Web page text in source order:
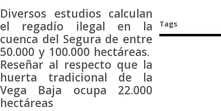
Diversos estudios calculan
el regadío ilegal en la
cuenca del Segura de entre
50.000 y 100.000 hectáreas.
Reseñar al respecto que la
huerta tradicional de la
Vega Baja ocupa 22.000
hectáreas
Tags